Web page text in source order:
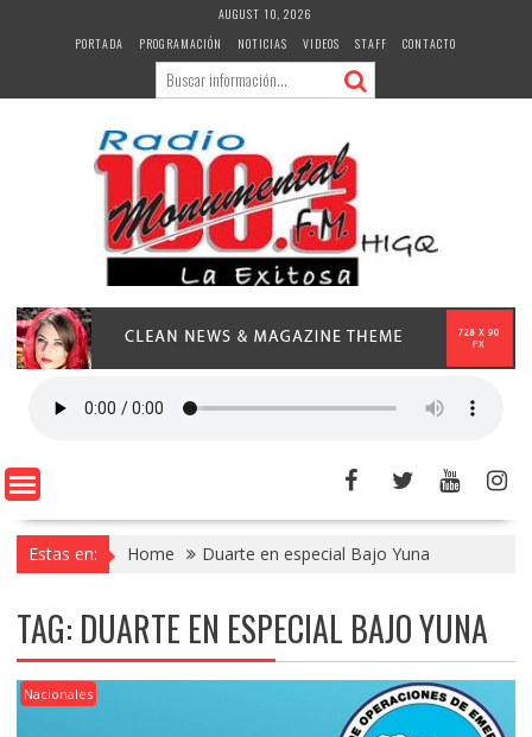
AUGUST 10, 2026
PORTADA
PROGRAMACIÓN NOTICIAS VIDEOS STAFF CONTACTO
Estas en: Home Duarte en especial Bajo Yuna
TAG: DUARTE EN ESPECIAL BAJO YUNA
Nacionales